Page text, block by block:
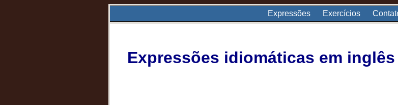
Expressões Exercícios
Expressões idiomáticas em